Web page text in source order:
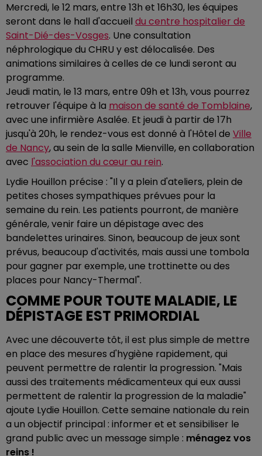
Mercredi, le 12 mars, entre 13h et 16h30, les équipes
seront dans le hall d'accueil du centre hospitalier de
Saint-Dié-des-Vosges. Une consultation
néphrologique du CHRU y est délocalisée. Des
animations similaires à celles de ce lundi seront au
programme.
Jeudi matin, le 13 mars, entre 09h et 13h, vous pourrez
retrouver l'équipe à la maison de santé de Tomblaine,
avec une infirmière Asalée. Et jeudi à partir de 17h
jusqu'à 20h, le rendez-vous est donné à l'Hôtel de Ville
de Nancy, au sein de la salle Mienville, en collaboration
avec l'association du cœur au rein.
Lydie Houillon précise : "Il y a plein d'ateliers, plein de
petites choses sympathiques prévues pour la
semaine du rein. Les patients pourront, de manière
générale, venir faire un dépistage avec des
bandelettes urinaires. Sinon, beaucoup de jeux sont
prévus, beaucoup d'activités, mais aussi une tombola
pour gagner par exemple, une trottinette ou des
places pour Nancy-Thermal".
COMME POUR TOUTE MALADIE, LE
DÉPISTAGE EST PRIMORDIAL
Avec une découverte tôt, il est plus simple de mettre
en place des mesures d'hygiène rapidement, qui
peuvent permettre de ralentir la progression. "Mais
aussi des traitements médicamenteux qui eux aussi
permettent de ralentir la progression de la maladie"
ajoute Lydie Houillon. Cette semaine nationale du rein
a un objectif principal : informer et et sensibiliser le
grand public avec un message simple : ménagez vos
reins !